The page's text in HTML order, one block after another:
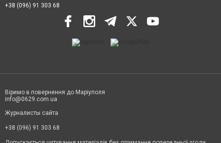
+38 (096) 91 303 68
Віримо в повернення до Маріуполя
info@0629.com.ua
Журналисты сайта
+38 (096) 91 303 68